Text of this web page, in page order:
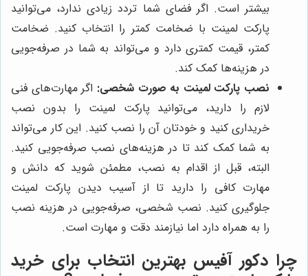
بیشتر است. اگر فضای شما تردد زیادی ندارد، می‌توانید
پارکت لمینت با ضخامت کمتر را انتخاب کنید. ضخامت
کمتر، قیمت کمتری دارد و می‌تواند به شما در صرفه‌جویی
در هزینه‌ها کمک کند.
نصب پارکت لمینت به صورت شخصی: اگر مهارت‌های فنی
لازم را دارید، می‌توانید پارکت لمینت را بدون نصب
خریداری کنید و خودتان آن را نصب کنید. این کار می‌تواند
به شما کمک کند تا در هزینه‌های نصب صرفه‌جویی کنید.
البته، قبل از اقدام به نصب، مطمئن شوید که دانش و
مهارت کافی را دارید تا از آسیب دیدن پارکت لمینت
جلوگیری کنید. نصب شخصی، صرفه‌جویی در هزینه نصب
را به همراه دارد اما نیازمند دقت و مهارت است.
چرا دکور آفیس بهترین انتخاب برای خرید